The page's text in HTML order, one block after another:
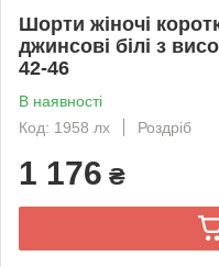
Шорти жіночі
джинсові білі з
42-46
В наявності
Код: 1958 лх
Роздріб
1 176 ₴